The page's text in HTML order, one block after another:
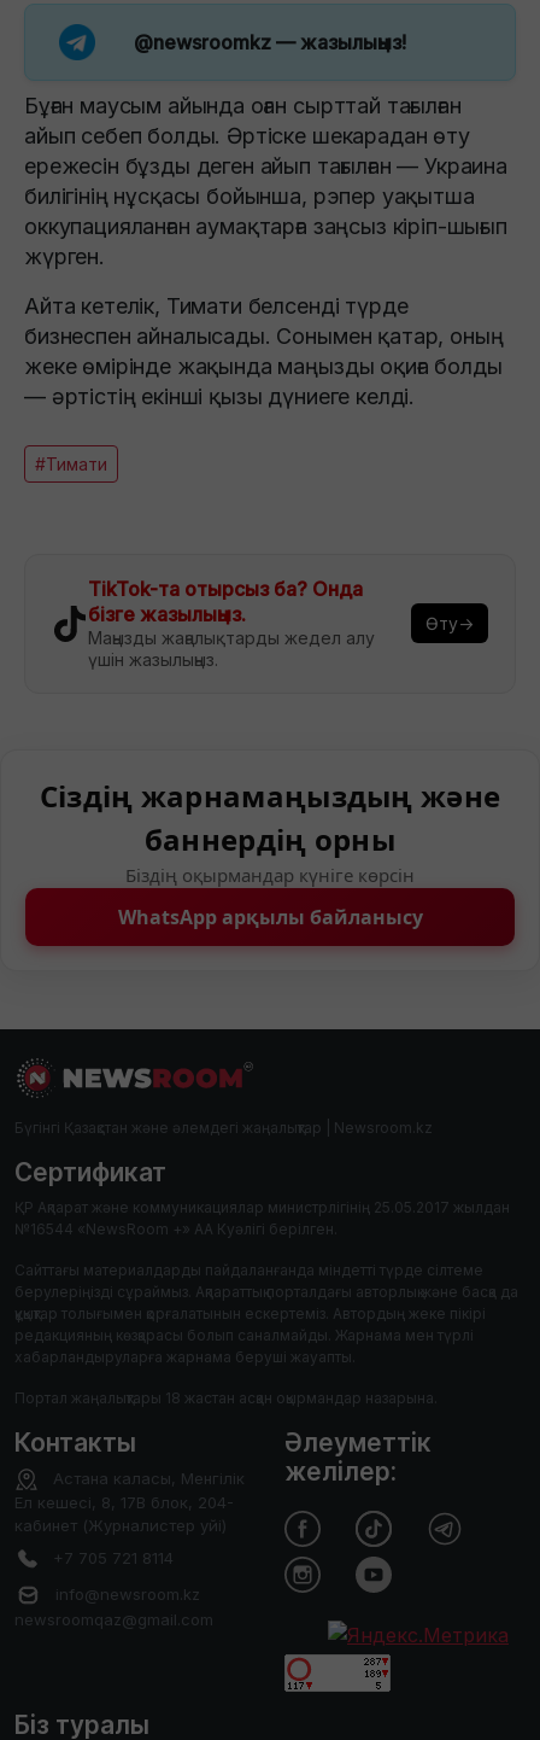
@newsroomkz — жазылыңыз!
Бұған маусым айында оған сырттай тағылған
айып себеп болды. Әртіске шекарадан өту
ережесін бұзды деген айып тағылған — Украина
билігінің нұсқасы бойынша, рэпер уақытша
оккупацияланған аумақтарға заңсыз кіріп-шығып
жүрген.
Айта кетелік, Тимати белсенді түрде
бизнеспен айналысады. Сонымен қатар, оның
жеке өмірінде жақында маңызды оқиға болды
— әртістің екінші қызы дүниеге келді.
#Тимати
TikTok-та отырсыз ба? Онда
бізге жазылыңыз.
Маңызды жаңалықтарды жедел алу
үшін жазылыңыз.
Өту→
Сіздің жарнамаңыздың және
баннердің орны
Біздің оқырмандар күніге көрсін
WhatsApp арқылы байланысу
Бүгінгі Қазақстан және әлемдегі жаңалықтар | Newsroom.kz
Сертификат
ҚР Ақпарат және коммуникациялар министрлігінің 25.05.2017 жылдан
№16544 «NewsRoom +» АА Куәлігі берілген.
Сайттағы материалдарды пайдаланғанда міндетті түрде сілтеме
берулеріңізді сұраймыз. Ақпараттық порталдағы авторлық және басқа да
құқықтар толығымен қорғалатынын ескертеміз. Автордың жеке пікірі
редакцияның көзқарасы болып саналмайды. Жарнама мен түрлі
хабарландыруларға жарнама беруші жауапты.
Портал жаңалықтары 18 жастан асқан оқырмандар назарына.
Контакты
Астана каласы, Менгілік
Ел кешесі, 8, 17В блок, 204-
кабинет (Журналистер уйі)
+7 705 721 8114
info@newsroom.kz
newsroomqaz@gmail.com
Біз туралы
Әлеуметтік
желілер: